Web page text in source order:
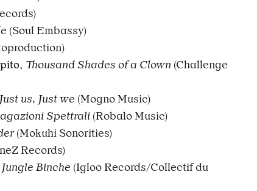
(Soul Embassy)
, ThousandShades of a Clown (Challenge
Just us, Just we (Mogno Music)
Spettrali (Robalo Music)
(Mokuhi Sonorities)
Records)
Jungle Binche (Igloo Records/Collectif du